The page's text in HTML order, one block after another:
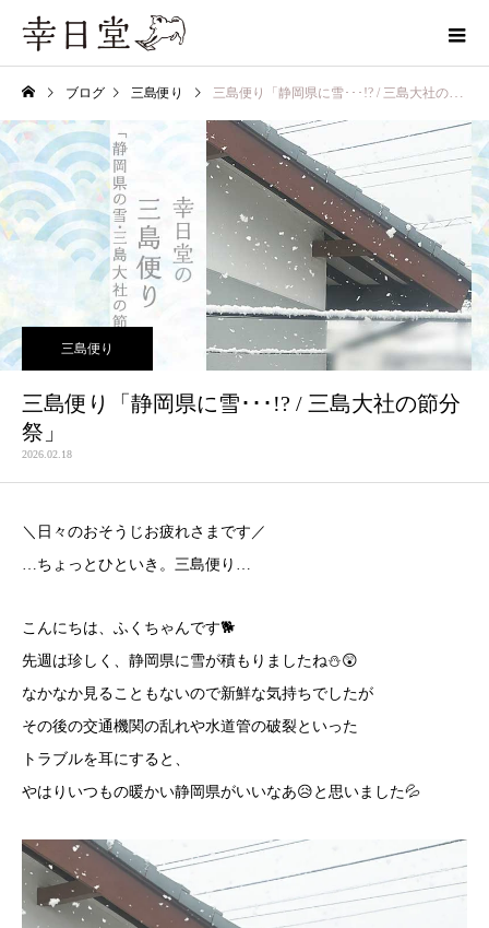
ブログ 三島便り 三島便り「静岡県に雪･･･!? / 三島大社の節分祭」
三島便り
三島便り「静岡県に雪･･･!? / 三島大社の節分
祭」
2026.02.18
＼日々のおそうじお疲れさまです／
…ちょっとひといき。三島便り…
こんにちは、ふくちゃんです🐕
先週は珍しく、静岡県に雪が積もりましたね⛄😲
なかなか見ることもないので新鮮な気持ちでしたが
その後の交通機関の乱れや水道管の破裂といった
トラブルを耳にすると、
やはりいつもの暖かい静岡県がいいなあ😥と思いました💦